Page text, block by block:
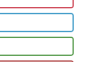
as regiões